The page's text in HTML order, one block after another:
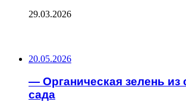
29.03.2026
20.05.2026
— Органическая зелень из
сада